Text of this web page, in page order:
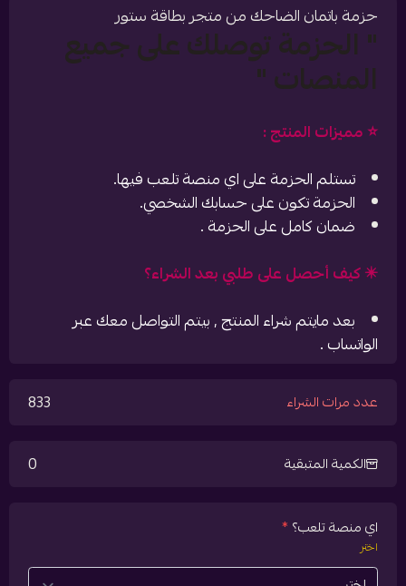
حزمة باتمان الضاحك من متجر بطاقة ستور
" الحزمة توصلك على جميع
المنصات "
⭐️ مميزات المنتج :
تستلم الحزمة على اي منصة تلعب فيها.
الحزمة تكون على حسابك الشخصي.
ضمان كامل على الحزمة .
✴️ كيف أحصل على طلبي بعد الشراء؟
بعد مايتم شراء المنتج , بيتم التواصل معك عبر
الواتساب .
عدد مرات الشراء 833
الكمية المتبقية 0
اي منصة تلعب؟ *
اختر